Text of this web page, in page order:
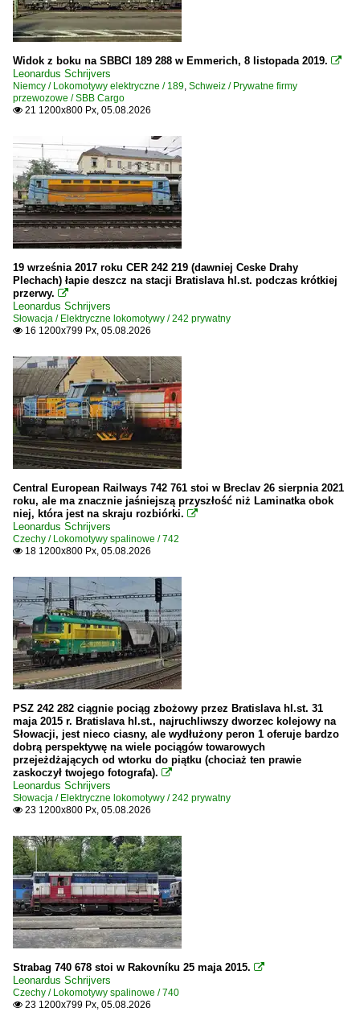
Widok z boku na SBBCI 189 288 w Emmerich, 8 listopada 2019. 
Leonardus Schrijvers
Niemcy / Lokomotywy elektryczne / 189, Schweiz / Prywatne firmy
przewozowe / SBB Cargo
 21 1200x800 Px, 05.08.2026
19 września 2017 roku CER 242 219 (dawniej Ceske Drahy
Plechach) łapie deszcz na stacji Bratislava hl.st. podczas krótkiej
przerwy. 
Leonardus Schrijvers
Słowacja / Elektryczne lokomotywy / 242 prywatny
 16 1200x799 Px, 05.08.2026
Central European Railways 742 761 stoi w Breclav 26 sierpnia 2021
roku, ale ma znacznie jaśniejszą przyszłość niż Laminatka obok
niej, która jest na skraju rozbiórki. 
Leonardus Schrijvers
Czechy / Lokomotywy spalinowe / 742
 18 1200x800 Px, 05.08.2026
PSZ 242 282 ciągnie pociąg zbożowy przez Bratislava hl.st. 31
maja 2015 r. Bratislava hl.st., najruchliwszy dworzec kolejowy na
Słowacji, jest nieco ciasny, ale wydłużony peron 1 oferuje bardzo
dobrą perspektywę na wiele pociągów towarowych
przejeżdżających od wtorku do piątku (chociaż ten prawie
zaskoczył twojego fotografa). 
Leonardus Schrijvers
Słowacja / Elektryczne lokomotywy / 242 prywatny
 23 1200x800 Px, 05.08.2026
Strabag 740 678 stoi w Rakovníku 25 maja 2015. 
Leonardus Schrijvers
Czechy / Lokomotywy spalinowe / 740
 23 1200x799 Px, 05.08.2026